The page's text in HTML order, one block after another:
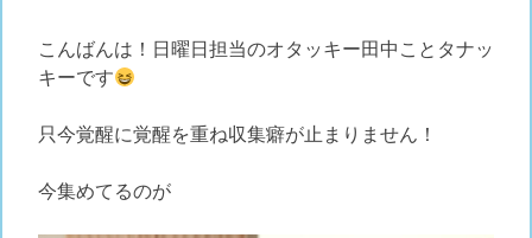
こんばんは！日曜日担当のオタッキー田中ことタナッ
キーです
只今覚醒に覚醒を重ね収集癖が止まりません！
今集めてるのが